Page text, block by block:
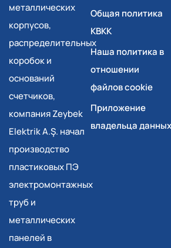
металлических
корпусов,
распределительных
коробок и
оснований
счетчиков,
компания Zeybek
Elektrik A.Ş. начал
производство
пластиковых ПЭ
электромонтажных
труб и
металлических
панелей в
Общая политика
КВКК
Наша политика в
отношении
файлов cookie
Приложение
владельца данных